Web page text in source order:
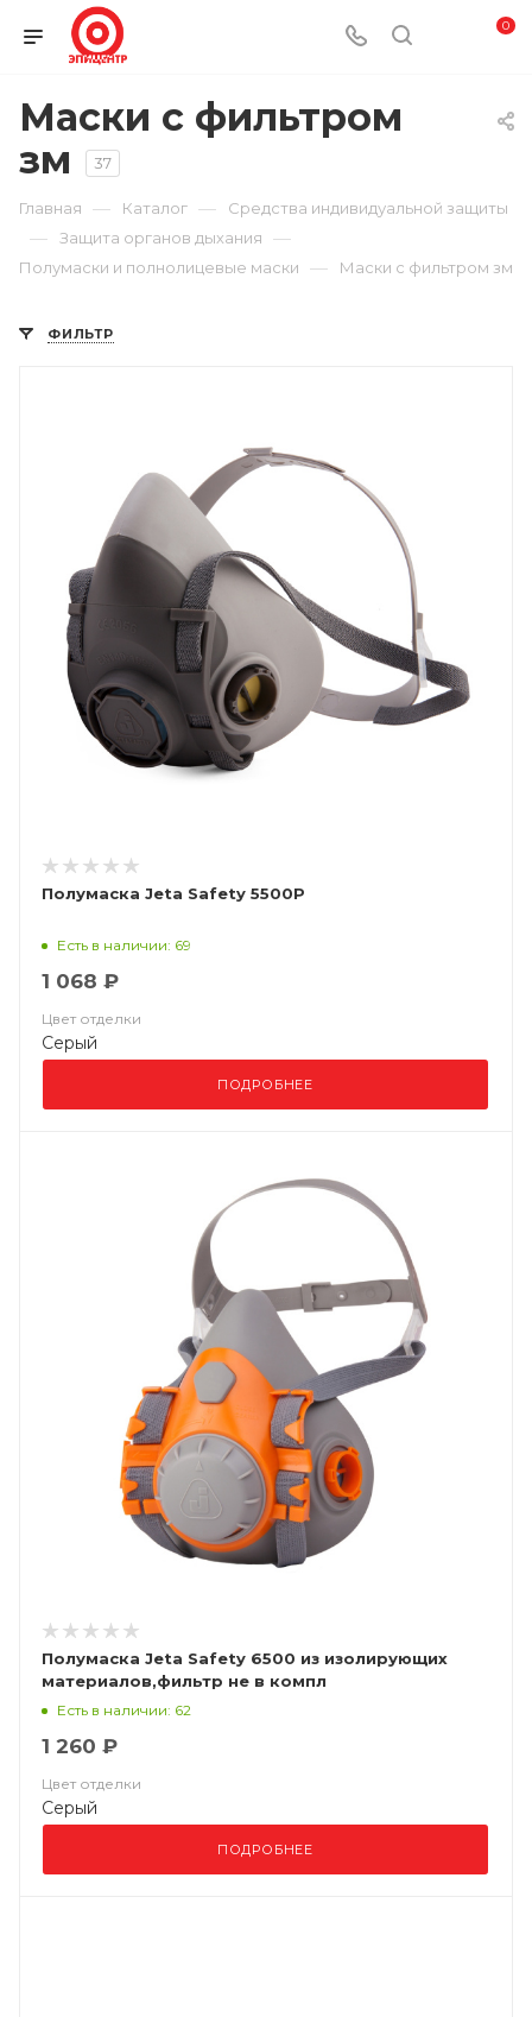
0
Маски с фильтром
зм
37
Главная — Каталог — Средства индивидуальной защиты
— Защита органов дыхания —
Полумаски и полнолицевые маски — Маски с фильтром зм
ФИЛЬТР
Полумаска Jeta Safety 5500P
Есть в наличии: 69
1 068 ₽
Цвет отделки
Серый
ПОДРОБНЕЕ
Полумаска Jeta Safety 6500 из изолирующих
материалов,фильтр не в компл
Есть в наличии: 62
1 260 ₽
Цвет отделки
Серый
ПОДРОБНЕЕ